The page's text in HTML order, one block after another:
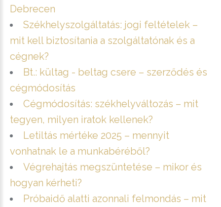
Debrecen
Székhelyszolgáltatás: jogi feltételek –
mit kell biztosítania a szolgáltatónak és a
cégnek?
Bt.: kültag - beltag csere – szerződés és
cégmódosítás
Cégmódosítás: székhelyváltozás – mit
tegyen, milyen iratok kellenek?
Letiltás mértéke 2025 – mennyit
vonhatnak le a munkabéréből?
Végrehajtás megszüntetése – mikor és
hogyan kérheti?
Próbaidő alatti azonnali felmondás – mit